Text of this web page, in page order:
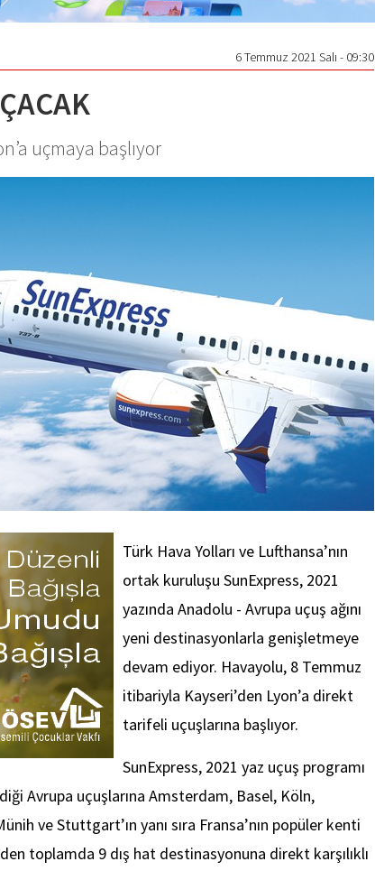
6 Temmuz 2021 Salı - 09:30
uçmaya başlıyor
Türk Hava Yolları ve Lufthansa’nın
ortak kuruluşu SunExpress, 2021
yazında Anadolu - Avrupa uçuş ağını
yeni destinasyonlarla genişletmeye
devam ediyor. Havayolu, 8 Temmuz
itibariyla Kayseri’den Lyon’a direkt
tarifeli uçuşlarına başlıyor.
SunExpress, 2021 yaz uçuş programı
Avrupa uçuşlarına Amsterdam, Basel, Köln,
ve Stuttgart’ın yanı sıra Fransa’nın popüler kenti
toplamda 9 dış hat destinasyonuna direkt karşılıklı